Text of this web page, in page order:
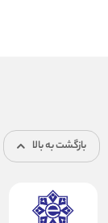
بازگشت به بالا